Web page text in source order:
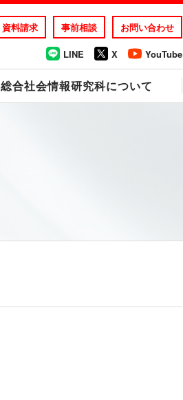
資料請求 事前相談 お問い合わせ
LINE X YouTube
総合社会情報研究科について